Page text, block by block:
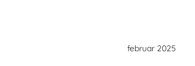
februar 2025